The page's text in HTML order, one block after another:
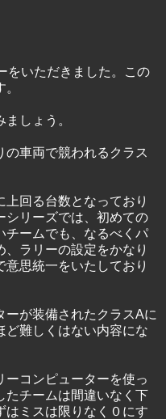
をいただきました。この
しょう。
の車両で競われるクラス
回る台数となっており
シリーズでは、初めての
チームでも、なるべくパ
ラリーの設定をかなり
思統一をいたしており
ーが装備されたクラスAに
ど難しくはない内容にな
ーコンピューターを使っ
たチームは間違いなく下
はミスは限りなく０にす